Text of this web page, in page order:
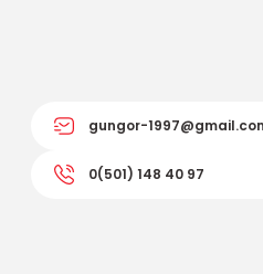
gungor-
0(501) 148 40 97